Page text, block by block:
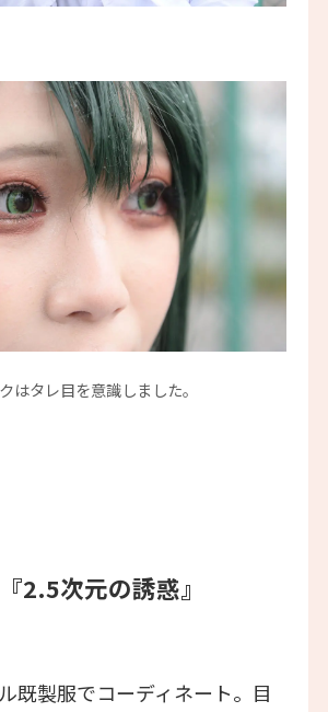
はタレ目を意識しました。
2.5次元の誘惑』
既製服でコーディネート。目